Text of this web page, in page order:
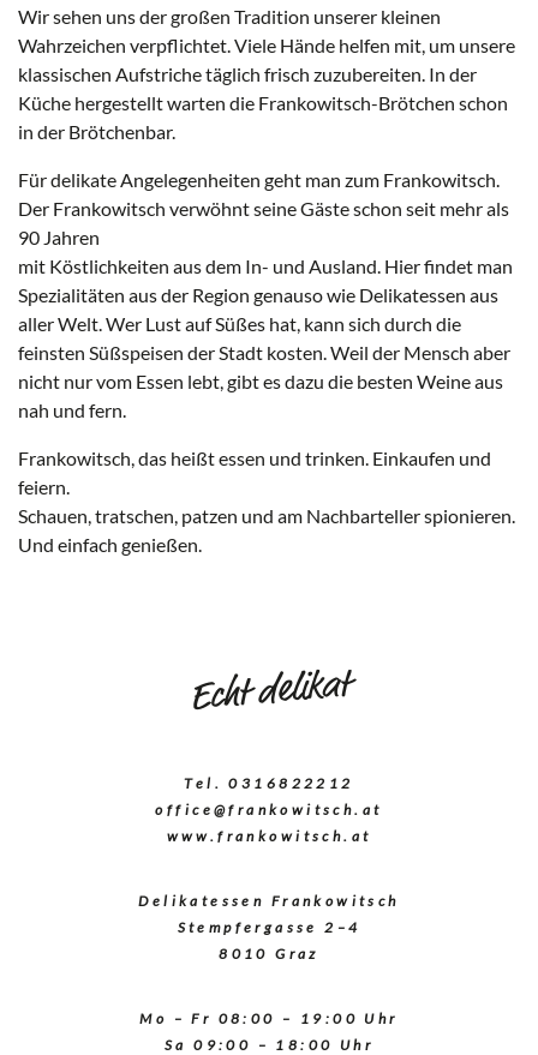
Delikatessen
Frankowitsch
©
Delikatessen
Frankowitsch
Wir sehen uns der großen Tradition unserer kleinen
Wahrzeichen verpflichtet. Viele Hände helfen mit, um unsere
klassischen Aufstriche täglich frisch zuzubereiten. In der
Küche hergestellt warten die Frankowitsch-Brötchen schon
in der Brötchenbar.
Für delikate Angelegenheiten geht man zum Frankowitsch.
Der Frankowitsch verwöhnt seine Gäste schon seit mehr als
90 Jahren
mit Köstlichkeiten aus dem In- und Ausland. Hier findet man
Spezialitäten aus der Region genauso wie Delikatessen aus
aller Welt. Wer Lust auf Süßes hat, kann sich durch die
feinsten Süßspeisen der Stadt kosten. Weil der Mensch aber
nicht nur vom Essen lebt, gibt es dazu die besten Weine aus
nah und fern.
Frankowitsch, das heißt essen und trinken. Einkaufen und
feiern.
Schauen, tratschen, patzen und am Nachbarteller spionieren.
Und einfach genießen.
Echt delikat
Tel. 0316822212
office@frankowitsch.at
www.frankowitsch.at
Delikatessen Frankowitsch
Stempfergasse 2–4
8010 Graz
Mo – Fr 08:00 – 19:00 Uhr
Sa 09:00 – 18:00 Uhr